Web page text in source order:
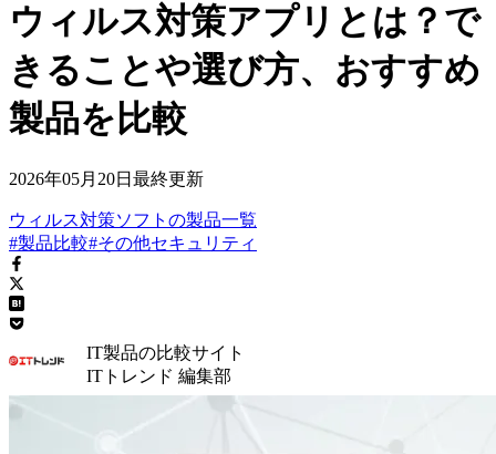
ウィルス対策アプリとは？で
きることや選び方、おすすめ
製品を比較
2026年05月20日 最終更新
ウィルス対策ソフト の製品一覧
#製品比較#その他セキュリティ
IT製品の比較サイト
ITトレンド 編集部